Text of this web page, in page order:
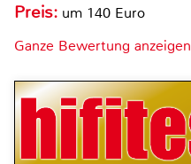
Preis: um 140 Euro
Ganze Bewertung anzeigen